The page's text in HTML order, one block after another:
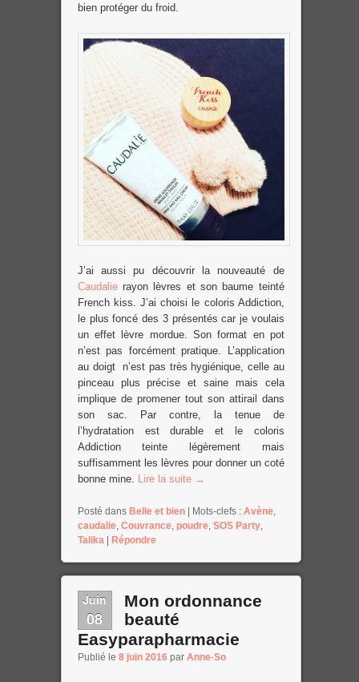
bien protéger du froid.
J’ai aussi pu découvrir la nouveauté de
Caudalierayon lèvres et son baume teinté
French kiss. J’ai choisi le coloris Addiction,
le plus foncé des 3 présentés car je voulais
un effet lèvre mordue. Son format en pot
n’est pas forcément pratique. L’application
au doigt n’est pas très hygiénique, celle au
pinceau plus précise et saine mais cela
implique de promener tout son attirail dans
son sac. Par contre, la tenue de
l’hydratation est durable et le coloris
Addiction teinte légèrement mais
suffisamment les lèvres pour donner un coté
bonne mine.
Lire la suite →
Posté dans Belle et bien | Mots-clefs : Avène,
caudalie, Couvrance, poudre, SOS Party,
Talika | Répondre
Juin
08
Mon ordonnance
beauté
Easyparapharmacie
Publié le 8 juin 2016 par Anne-So